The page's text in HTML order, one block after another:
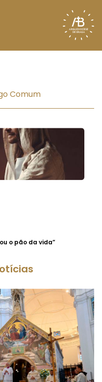
Comum
o pão da vida”